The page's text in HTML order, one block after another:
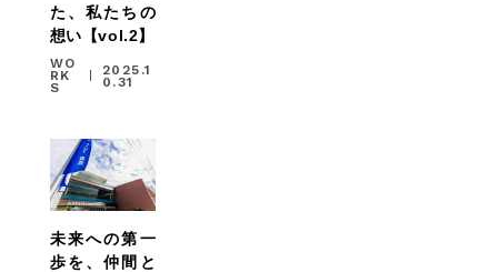
た、私たちの
想い【vol.2】
WO
RK
S
2025.1
0.31
未来への第一
歩を、仲間と